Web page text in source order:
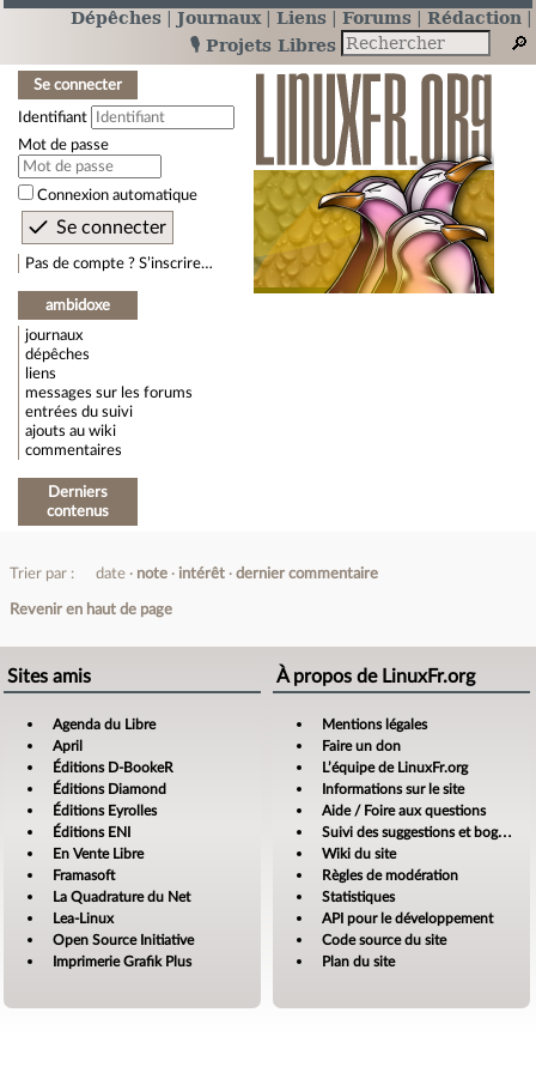
Dépêches Journaux Liens Forums
Rédaction
🎙️ Projets Libres
Se connecter
Identifiant
Mot de passe
Connexion automatique
Pas de compte ? S’inscrire…
ambidoxe
journaux
dépêches
liens
messages sur les forums
entrées du suivi
ajouts au wiki
commentaires
Derniers
contenus
Trier par : date note intérêt dernier commentaire
Revenir en haut de page
Sites amis
Agenda du Libre
April
Éditions D-BookeR
Éditions Diamond
Éditions Eyrolles
Éditions ENI
En Vente Libre
Framasoft
La Quadrature du Net
Lea-Linux
Open Source Initiative
Imprimerie Grafik Plus
À propos de LinuxFr.org
Mentions légales
Faire un don
L’équipe de LinuxFr.org
Informations sur le site
Aide / Foire aux questions
Suivi des suggestions et bogues
Wiki du site
Règles de modération
Statistiques
API pour le développement
Code source du site
Plan du site